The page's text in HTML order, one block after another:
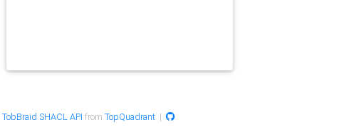
TobBraid SHACL API from TopQuadrant|